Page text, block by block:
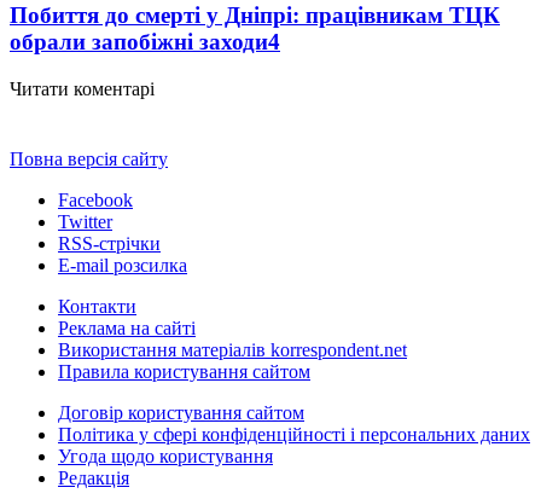
Побиття до смерті у Дніпрі: працівникам ТЦК
обрали запобіжні заходи4
Читати коментарі
Повна версія сайту
Facebook
Twitter
RSS-стрічки
E-mail розсилка
Контакти
Реклама на сайті
Використання матеріалів korrespondent.net
Правила користування сайтом
Договір користування сайтом
Політика у сфері конфіденційності і персональних даних
Угода щодо користування
Редакція